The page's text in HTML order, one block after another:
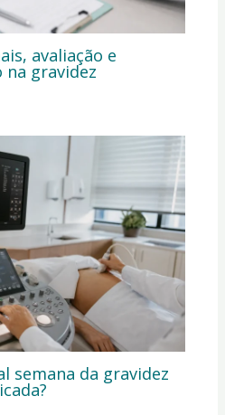
avaliação e
gravidez
semana da gravidez